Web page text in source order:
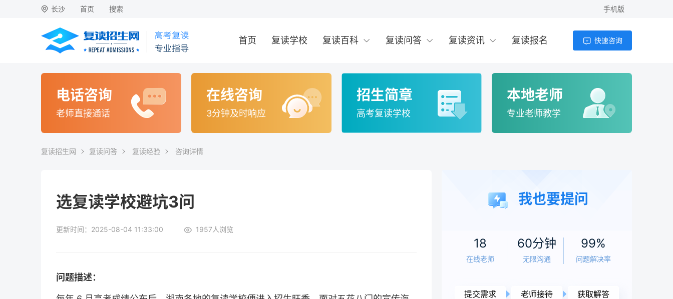
长沙 首页 搜索 手机版
首页 复读学校 复读百科 复读问答 复读资讯 复读报名 快速咨询
电话咨询
老师直接通话
在线咨询
3分钟及时响应
招生简章
高考复读学校
本地老师
专业老师教学
复读招生网 复读问答 复读经验 咨询详情
选复读学校避坑3问
更新时间：2025-08-04 11:33:00 1957 人浏览
问题描述：
我也要提问
18
在线老师
60分钟
无限沟通
99%
问题解决率
提交需求 老师接待 获取解答
高考200多分能上什么学校？2026年低分考
5小时前
高考复读感受：真实经历与科学应对指南
策与实操步骤
高考落榜要不要复读？2026年复读决策全面
分析与规划指南
老师
5小时前